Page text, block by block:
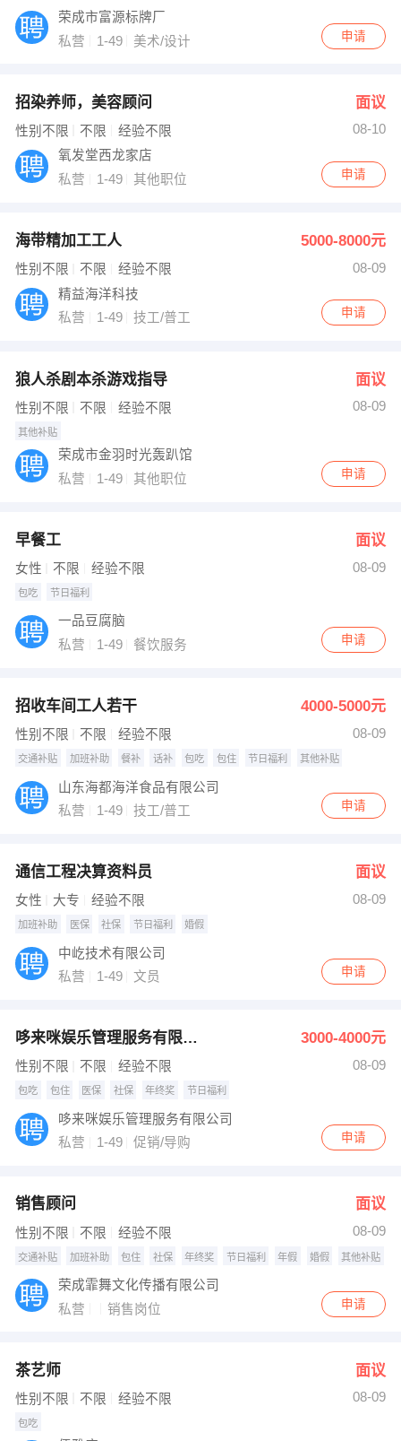
荣成市富源标牌厂
私营
1-49 美术/设计 申请
招染养师，美容顾问 面议
性别不限 不限 经验不限
08-10
氧发堂西龙家店
私营
1-49 其他职位 申请
海带精加工工人 5000-8000元
性别不限 不限 经验不限
08-09
精益海洋科技
私营
1-49 技工/普工 申请
狼人杀剧本杀游戏指导 面议
性别不限 不限 经验不限 08-09
其他补贴
荣成市金羽时光轰趴馆
私营
1-49 其他职位 申请
早餐工 面议
女性 不限 经验不限 08-09
包吃 节日福利
一品豆腐脑
私营
1-49 餐饮服务 申请
招收车间工人若干 4000-5000元
性别不限 不限 经验不限 08-09
交通补贴 加班补助 餐补 话补 包吃 包住 节日福利 其他补贴
山东海都海洋食品有限公司
私营
1-49 技工/普工 申请
通信工程决算资料员 面议
女性 大专 经验不限 08-09
加班补助 医保 社保 节日福利 婚假
中屹技术有限公司
私营
1-49 文员 申请
哆来咪娱乐管理服务有限公司 3000-4000元
性别不限 不限 经验不限 08-09
包吃 包住 医保 社保 年终奖 节日福利
哆来咪娱乐管理服务有限公司
私营
1-49 促销/导购 申请
销售顾问 面议
性别不限 不限 经验不限 08-09
交通补贴 加班补助 包住 社保 年终奖 节日福利 年假 婚假 其他补贴
荣成霏舞文化传播有限公司
私营
销售岗位 申请
茶艺师 面议
性别不限 不限 经验不限 08-09
包吃